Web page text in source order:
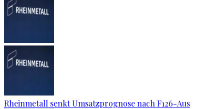
Rheinmetall senkt Umsatzprognose nach F126-Aus